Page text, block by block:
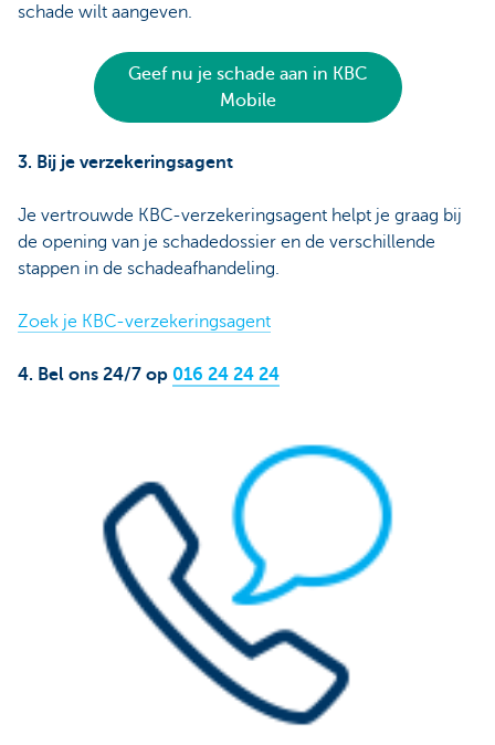
schade wilt aangeven.
Geef nu je schade aan in KBC
Mobile
3. Bij je verzekeringsagent
Je vertrouwde KBC-verzekeringsagent helpt je graag bij
de opening van je schadedossier en de verschillende
stappen in de schadeafhandeling.
Zoek je KBC-verzekeringsagent
4. Bel ons 24/7 op 016 24 24 24